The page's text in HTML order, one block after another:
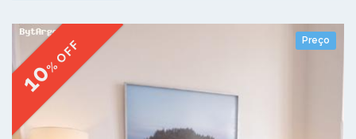
Preço
10
% OFF